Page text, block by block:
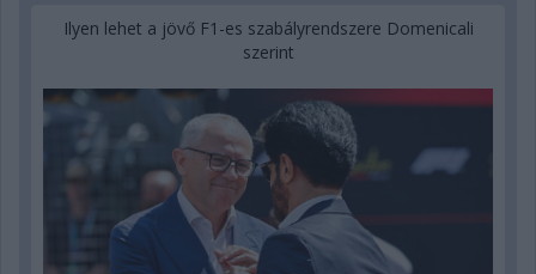
Ilyen lehet a jövő F1-es szabályrendszere Domenicali
szerint